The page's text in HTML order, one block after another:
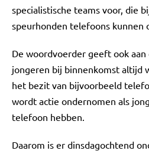
specialistische teams voor, die
speurhonden telefoons kunnen
De woordvoerder geeft ook
jongeren bij binnenkomst altijd
het bezit van bijvoorbeeld
wordt actie ondernomen als
telefoon hebben.
Daarom is er dinsdagochtend